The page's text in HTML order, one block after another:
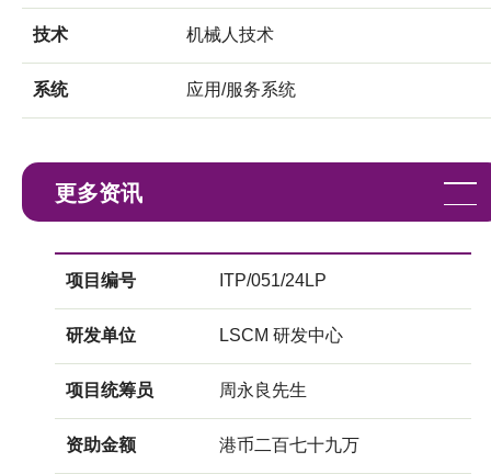
技术 机械人技术
系统 应用/服务系统
更多资讯
项目编号 ITP/051/24LP
研发单位 LSCM 研发中心
项目统筹员 周永良先生
资助金额 港币二百七十九万